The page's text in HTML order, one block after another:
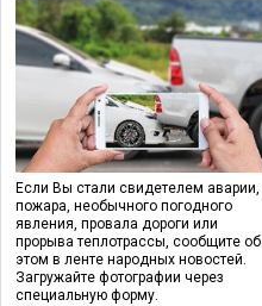
Если Вы стали свидетелем аварии,
пожара, необычного погодного
явления, провала дороги или
прорыва теплотрассы, сообщите об
этом в ленте народных новостей.
Загружайте фотографии через
специальную форму.